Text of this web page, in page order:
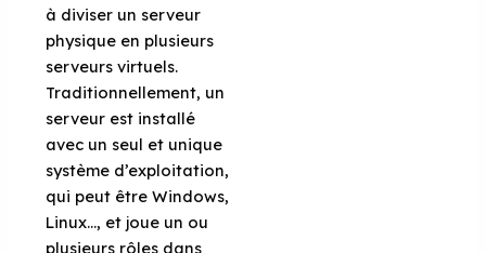
à diviser un serveur
physique en plusieurs
serveurs virtuels.
Traditionnellement, un
serveur est installé
avec un seul et unique
système d’exploitation,
qui peut être Windows,
Linux…, et joue un ou
plusieurs rôles dans